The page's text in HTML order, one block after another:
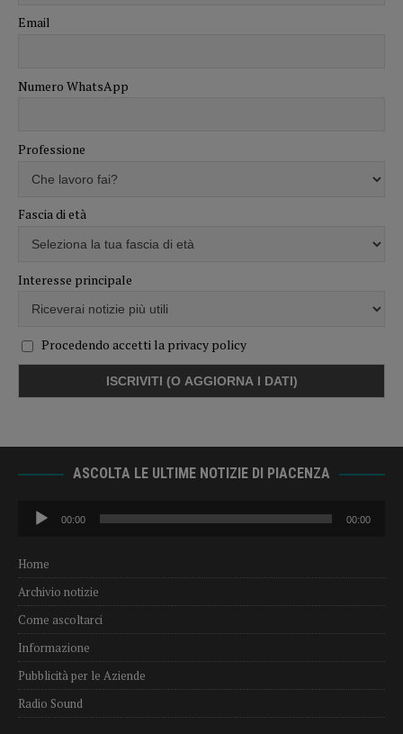
Email
Numero WhatsApp
Professione
Fascia di età
Interesse principale
Procedendo accetti la privacy policy
ASCOLTA LE ULTIME NOTIZIE DI PIACENZA
Audio
Player
00:00 00:00
Home
Archivio notizie
Come ascoltarci
Informazione
Pubblicità per le Aziende
Radio Sound